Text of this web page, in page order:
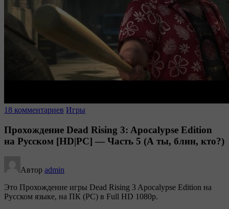
18 комментариев Игры
Прохождение Dead Rising 3: Apocalypse Edition
на Русском [HD|PC] — Часть 5 (А ты, блин, кто?)
Автор admin
Это Прохождение игры Dead Rising 3 Apocalypse Edition на
Русском языке, на ПК (PC) в Full HD 1080p.